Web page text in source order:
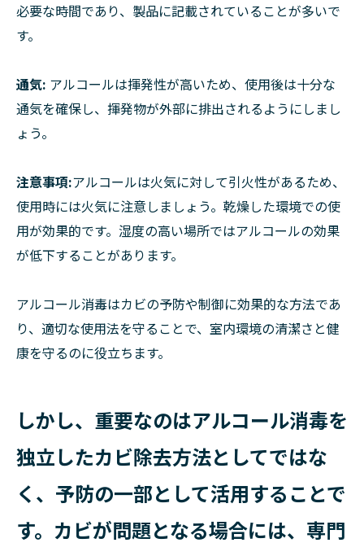
必要な時間であり、製品に記載されていることが多いで
す。
通気: アルコールは揮発性が高いため、使用後は十分な
通気を確保し、揮発物が外部に排出されるようにしまし
ょう。
注意事項:アルコールは火気に対して引火性があるため、
使用時には火気に注意しましょう。乾燥した環境での使
用が効果的です。湿度の高い場所ではアルコールの効果
が低下することがあります。
アルコール消毒はカビの予防や制御に効果的な方法であ
り、適切な使用法を守ることで、室内環境の清潔さと健
康を守るのに役立ちます。
しかし、重要なのはアルコール消毒を
独立したカビ除去方法としてではな
く、予防の一部として活用することで
す。カビが問題となる場合には、専門